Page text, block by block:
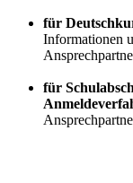
für
Informationen
für